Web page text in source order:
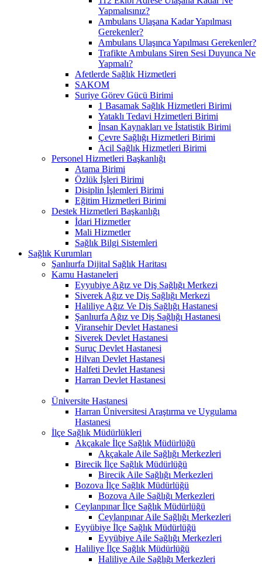
Yapmalısınız?
Ambulans Ulaşana Kadar Yapılması
Gerekenler?
Ambulans Ulaşınca Yapılması Gerekenler?
Trafikte Ambulans Siren Sesi Duyunca Ne
Yapmalı?
Afetlerde Sağlık Hizmetleri
SAKOM
Suriye Görev Gücü Birimi
1 Basamak Sağlık Hizmetleri Birimi
Yataklı Tedavi Hzimetleri Birimi
İnsan Kaynakları ve İstatistik Birimi
Çevre Sağlığı Hizmetleri Birimi
Acil Sağlık Hizmetleri Birimi
Personel Hizmetleri Başkanlığı
Atama Birimi
Özlük İşleri Birimi
Disiplin İşlemleri Birimi
Eğitim Hizmetleri Birimi
Destek Hizmetleri Başkanlığı
İdari Hizmetler
Mali Hizmetler
Sağlık Bilgi Sistemleri
Sağlık Kurumları
Şanlıurfa Dijital Sağlık Haritası
Kamu Hastaneleri
Eyyubiye Ağız ve Diş Sağlığı Merkezi
Siverek Ağız ve Diş Sağlığı Merkezi
Haliliye Ağız Ve Diş Sağlığı Hastanesi
Şanlıurfa Ağız ve Diş Sağlığı Hastanesi
Viransehir Devlet Hastanesi
Siverek Devlet Hastanesi
Suruç Devlet Hastanesi
Hilvan Devlet Hastanesi
Halfeti Devlet Hastanesi
Harran Devlet Hastanesi
Üniversite Hastanesi
Harran Üniversitesi Araştırma ve Uygulama
Hastanesi
İlçe Sağlık Müdürlükleri
Akçakale İlçe Sağlık Müdürlüğü
Akçakale Aile Sağlığı Merkezleri
Birecik İlçe Sağlık Müdürlüğü
Birecik Aile Sağlığı Merkezleri
Bozova İlçe Sağlık Müdürlüğü
Bozova Aile Sağlığı Merkezleri
Ceylanpınar İlçe Sağlık Müdürlüğü
Ceylanpınar Aile Sağlığı Merkezleri
Eyyübiye İlçe Sağlık Müdürlüğü
Eyyübiye Aile Sağlığı Merkezleri
Haliliye İlçe Sağlık Müdürlüğü
Haliliye Aile Sağlığı Merkezleri